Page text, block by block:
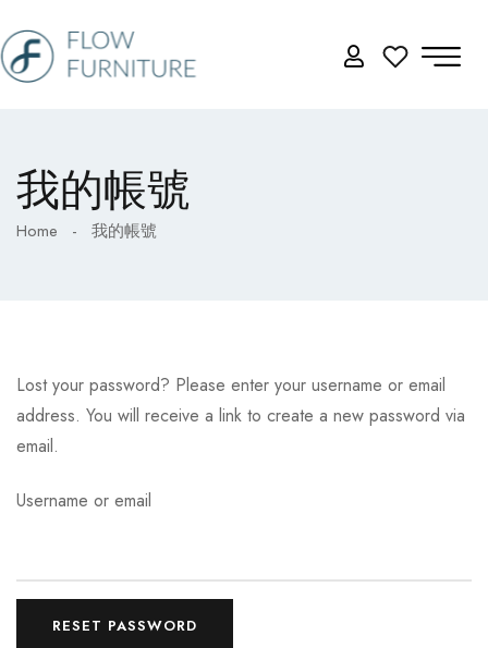
我的帳號
Home - 我的帳號
Lost your password? Please enter your username or email
address. You will receive a link to create a new password via
email.
Username or email
RESET PASSWORD